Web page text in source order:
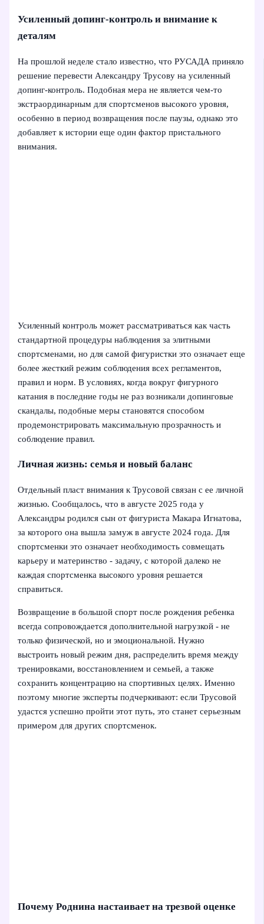
Усиленный допинг-контроль и внимание к
деталям
На прошлой неделе стало известно, что РУСАДА приняло
решение перевести Александру Трусову на усиленный
допинг‑контроль. Подобная мера не является чем‑то
экстраординарным для спортсменов высокого уровня,
особенно в период возвращения после паузы, однако это
добавляет к истории еще один фактор пристального
внимания.
Усиленный контроль может рассматриваться как часть
стандартной процедуры наблюдения за элитными
спортсменами, но для самой фигуристки это означает еще
более жесткий режим соблюдения всех регламентов,
правил и норм. В условиях, когда вокруг фигурного
катания в последние годы не раз возникали допинговые
скандалы, подобные меры становятся способом
продемонстрировать максимальную прозрачность и
соблюдение правил.
Личная жизнь: семья и новый баланс
Отдельный пласт внимания к Трусовой связан с ее личной
жизнью. Сообщалось, что в августе 2025 года у
Александры родился сын от фигуриста Макара Игнатова,
за которого она вышла замуж в августе 2024 года. Для
спортсменки это означает необходимость совмещать
карьеру и материнство - задачу, с которой далеко не
каждая спортсменка высокого уровня решается
справиться.
Возвращение в большой спорт после рождения ребенка
всегда сопровождается дополнительной нагрузкой - не
только физической, но и эмоциональной. Нужно
выстроить новый режим дня, распределить время между
тренировками, восстановлением и семьей, а также
сохранить концентрацию на спортивных целях. Именно
поэтому многие эксперты подчеркивают: если Трусовой
удастся успешно пройти этот путь, это станет серьезным
примером для других спортсменок.
Почему Роднина настаивает на трезвой оценке